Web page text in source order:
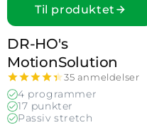
Til produktet
DR-HO's
MotionSolution
35 anmeldelser
4 programmer
17 punkter
Passiv stretch